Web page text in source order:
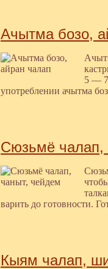
Ачытма бозо,
5 — 7
употреблении ачытма
Сюзьмё чалап,
варить до готовности.
Кыям чалап,